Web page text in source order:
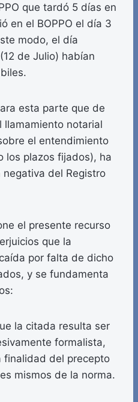
que tardó 5 días en
en el BOPPO el día 3
modo, el día
de Julio) habían
esta parte que de
llamamiento notarial
el entendimiento
los plazos fijados), ha
del Registro
el presente recurso
que la
por falta de dicho
y se fundamenta
la citada resulta ser
formalista,
finalidad del precepto
mismos de la norma.